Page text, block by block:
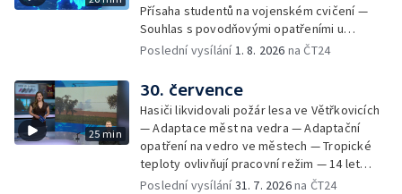
Přísaha studentů na vojenském cvičení —
Souhlas s povodňovými opatřeními u
Troubek — Opravy Rudné omezí dopravu —
počasí na následující dny — Vedra táhnou na
chladnější místa — Hasiči lokalizovali požár
lesa na Opavsku — Požáry zemědělské
techniky na Olomoucku — Dva roky od
požáru škol v Českém Těšíně — Výstava
Sladké vzpomínky Opavska
Poslední vysílání1. 8. 2026 na ČT24
25 min
30. července
Hasiči likvidovali požár lesa ve Větřkovicích
— Adaptace měst na vedra — Adaptační
opatření na vedro ve městech — Tropické
teploty ovlivňují pracovní režim — 14 let
vězení za vraždu ženy ve Staříči/ —
Poslední vysílání31. 7. 2026na ČT24